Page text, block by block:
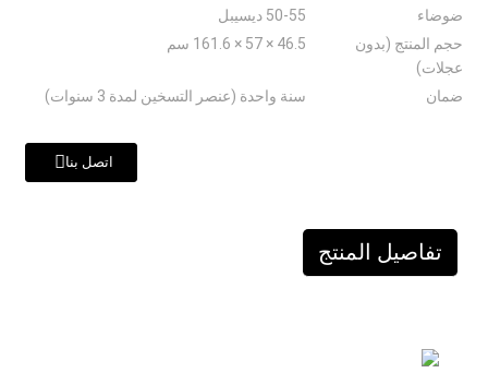
ضوضاء
50-55 ديسيبل
حجم المنتج (بدون
عجلات)
46.5 × 57 × 161.6 سم
ضمان سنة واحدة (عنصر التسخين لمدة 3 سنوات)
اتصل بنا
تفاصيل المنتج